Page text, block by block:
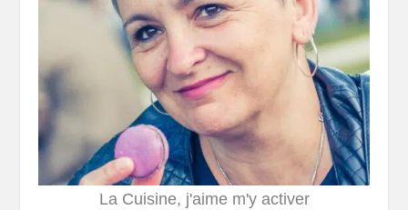
La Cuisine, j'aime m'y activer